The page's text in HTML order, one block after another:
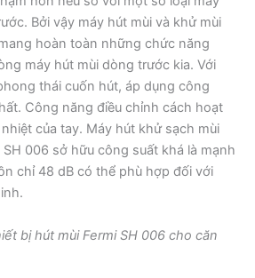
Bởi vậy máy hút mùi và khử mùi
hoàn toàn những chức năng
máy hút mùi dòng trước kia. Với
thái cuốn hút, áp dụng công
Công năng điều chỉnh cách hoạt
của tay. Máy hút khử sạch mùi
006 sở hữu công suất khá là mạnh
chỉ 48 dB có thể phù hợp đối với
bị hút mùi Fermi SH 006 cho căn